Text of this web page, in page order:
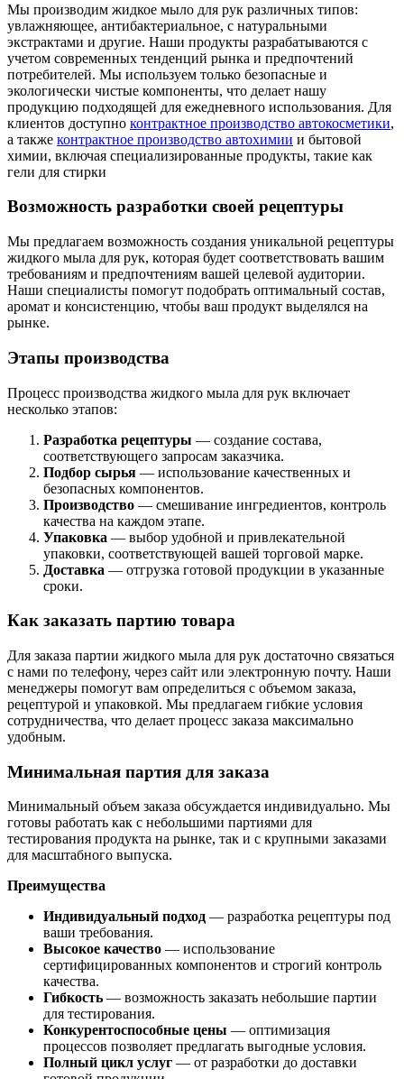
Мы производим жидкое мыло для рук различных типов:
увлажняющее, антибактериальное, с натуральными
экстрактами и другие. Наши продукты разрабатываются с
учетом современных тенденций рынка и предпочтений
потребителей. Мы используем только безопасные и
экологически чистые компоненты, что делает нашу
продукцию подходящей для ежедневного использования. Для
клиентов доступно контрактное производство автокосметики,
а также контрактное производство автохимии и бытовой
химии, включая специализированные продукты, такие как
гели для стирки
Возможность разработки своей рецептуры
Мы предлагаем возможность создания уникальной рецептуры
жидкого мыла для рук, которая будет соответствовать вашим
требованиям и предпочтениям вашей целевой аудитории.
Наши специалисты помогут подобрать оптимальный состав,
аромат и консистенцию, чтобы ваш продукт выделялся на
рынке.
Этапы производства
Процесс производства жидкого мыла для рук включает
несколько этапов:
Разработка рецептуры — создание состава,
соответствующего запросам заказчика.
Подбор сырья — использование качественных и
безопасных компонентов.
Производство — смешивание ингредиентов, контроль
качества на каждом этапе.
Упаковка — выбор удобной и привлекательной
упаковки, соответствующей вашей торговой марке.
Доставка — отгрузка готовой продукции в указанные
сроки.
Как заказать партию товара
Для заказа партии жидкого мыла для рук достаточно связаться
с нами по телефону, через сайт или электронную почту. Наши
менеджеры помогут вам определиться с объемом заказа,
рецептурой и упаковкой. Мы предлагаем гибкие условия
сотрудничества, что делает процесс заказа максимально
удобным.
Минимальная партия для заказа
Минимальный объем заказа обсуждается индивидуально. Мы
готовы работать как с небольшими партиями для
тестирования продукта на рынке, так и с крупными заказами
для масштабного выпуска.
Преимущества
Индивидуальный подход — разработка рецептуры под
ваши требования.
Высокое качество — использование
сертифицированных компонентов и строгий контроль
качества.
Гибкость — возможность заказать небольшие партии
для тестирования.
Конкурентоспособные цены — оптимизация
процессов позволяет предлагать выгодные условия.
Полный цикл услуг — от разработки до доставки